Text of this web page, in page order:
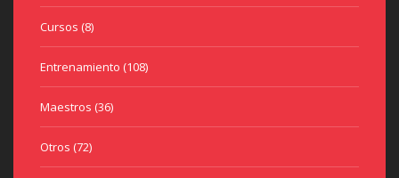
Cursos (8)
Entrenamiento (108)
Maestros (36)
Otros (72)